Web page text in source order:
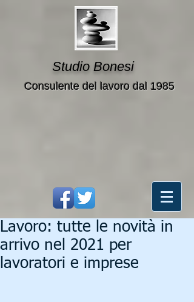
Studio Bonesi
Consulente del lavoro dal 1985
Lavoro: tutte le novità in
arrivo nel 2021 per
lavoratori e imprese